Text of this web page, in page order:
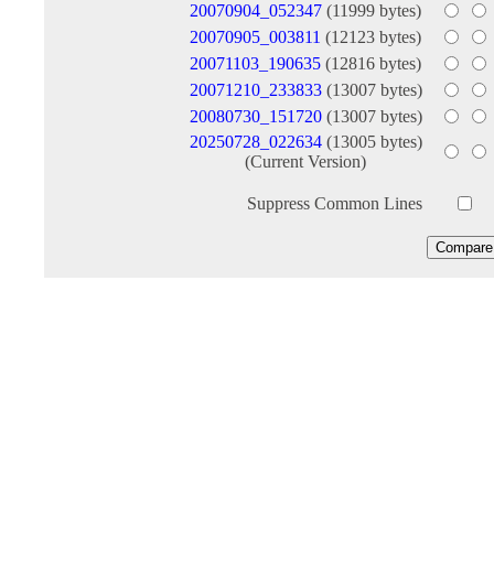
20070904_052347(11999 bytes)
20070905_003811 (12123 bytes)
20071103_190635(12816 bytes)
20071210_233833(13007 bytes)
20080730_151720(13007 bytes)
20250728_022634(13005 bytes)
(Current Version)
Suppress Common Lines